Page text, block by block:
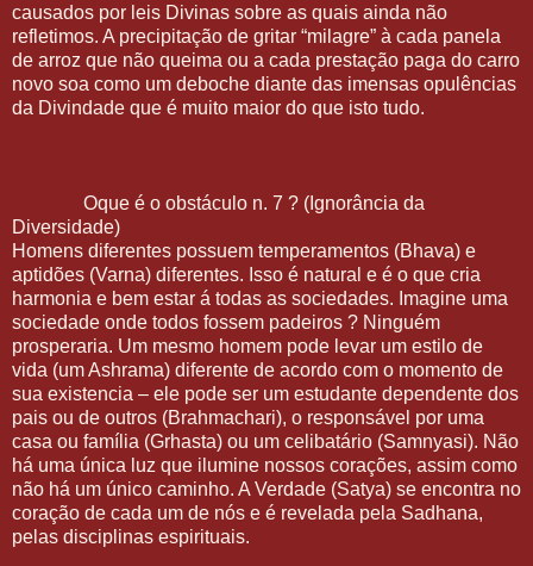
causados por leis Divinas sobre as quais ainda não
refletimos. A precipitação de gritar “milagre” à cada panela
de arroz que não queima ou a cada prestação paga do carro
novo soa como um deboche diante das imensas opulências
da Divindade que é muito maior do que isto tudo.
Oque é o obstáculo n. 7 ? (Ignorância da
Diversidade)
Homens diferentes possuem temperamentos (Bhava) e
aptidões (Varna) diferentes. Isso é natural e é o que cria
harmonia e bem estar á todas as sociedades. Imagine uma
sociedade onde todos fossem padeiros ? Ninguém
prosperaria. Um mesmo homem pode levar um estilo de
vida (um Ashrama) diferente de acordo com o momento de
sua existencia – ele pode ser um estudante dependente dos
pais ou de outros (Brahmachari), o responsável por uma
casa ou família (Grhasta) ou um celibatário (Samnyasi). Não
há uma única luz que ilumine nossos corações, assim como
não há um único caminho. A Verdade (Satya) se encontra no
coração de cada um de nós e é revelada pela Sadhana,
pelas disciplinas espirituais.